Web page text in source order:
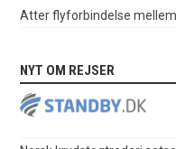
Atter flyforbindelse
NYT OM REJSER